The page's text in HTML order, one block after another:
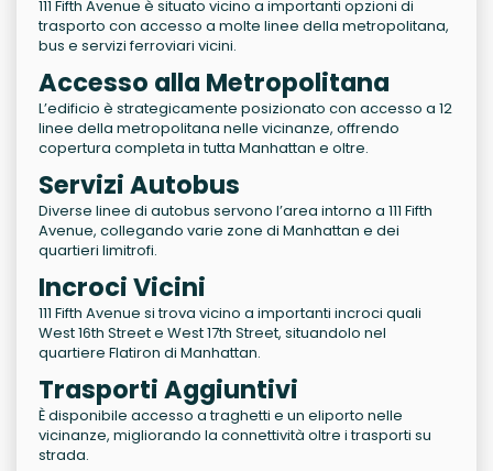
111 Fifth Avenue è situato vicino a importanti opzioni di
trasporto con accesso a molte linee della metropolitana,
bus e servizi ferroviari vicini.
Accesso alla Metropolitana
L’edificio è strategicamente posizionato con accesso a 12
linee della metropolitana nelle vicinanze, offrendo
copertura completa in tutta Manhattan e oltre.
Servizi Autobus
Diverse linee di autobus servono l’area intorno a 111 Fifth
Avenue, collegando varie zone di Manhattan e dei
quartieri limitrofi.
Incroci Vicini
111 Fifth Avenue si trova vicino a importanti incroci quali
West 16th Street e West 17th Street, situandolo nel
quartiere Flatiron di Manhattan.
Trasporti Aggiuntivi
È disponibile accesso a traghetti e un eliporto nelle
vicinanze, migliorando la connettività oltre i trasporti su
strada.